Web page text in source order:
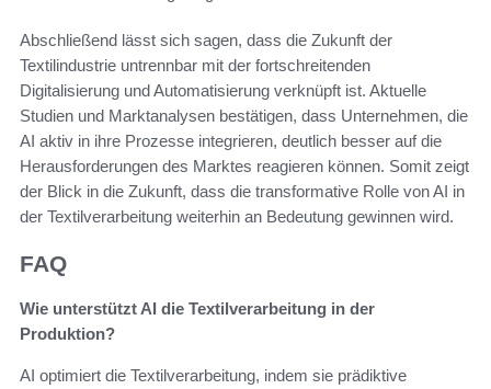
Abschließend lässt sich sagen, dass die Zukunft der
Textilindustrie untrennbar mit der fortschreitenden
Digitalisierung und Automatisierung verknüpft ist. Aktuelle
Studien und Marktanalysen bestätigen, dass Unternehmen, die
AI aktiv in ihre Prozesse integrieren, deutlich besser auf die
Herausforderungen des Marktes reagieren können. Somit zeigt
der Blick in die Zukunft, dass die transformative Rolle von AI in
der Textilverarbeitung weiterhin an Bedeutung gewinnen wird.
FAQ
Wie unterstützt AI die Textilverarbeitung in der
Produktion?
AI optimiert die Textilverarbeitung, indem sie prädiktive